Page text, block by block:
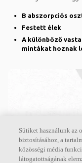
B abszorpciós
Festett élek
A különböző
mintákat hoznak
Sütiket használunk az
biztosításához, a
közösségi média
látogatottságának